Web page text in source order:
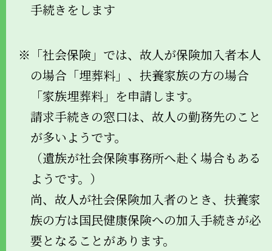
手続きをします
※「社会保険」では、故人が保険加入者本人
の場合「埋葬料」、扶養家族の方の場合
「家族埋葬料」を申請します。
請求手続きの窓口は、故人の勤務先のこと
が多いようです。
（遺族が社会保険事務所へ赴く場合もある
ようです。）
尚、故人が社会保険加入者のとき、扶養家
族の方は国民健康保険への加入手続きが必
要となることがあります。